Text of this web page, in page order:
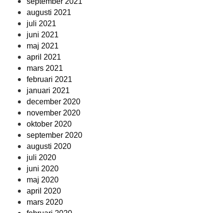
augusti 2021
juli 2021
juni 2021
maj 2021
april 2021
mars 2021
februari 2021
januari 2021
december 2020
november 2020
oktober 2020
september 2020
augusti 2020
juli 2020
juni 2020
maj 2020
april 2020
mars 2020